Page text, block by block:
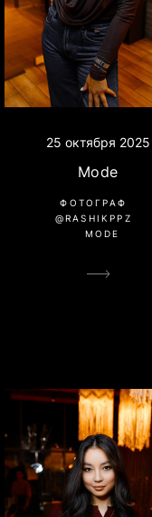
25 октября 2025
Mode
ФОТОГРАФ
@RASHIKPPZ
MODE